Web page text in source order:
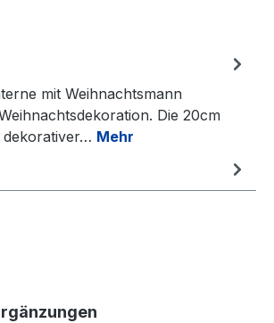
mit Weihnachtsmann
Die 20cm
dekorativer… Mehr
überspringen